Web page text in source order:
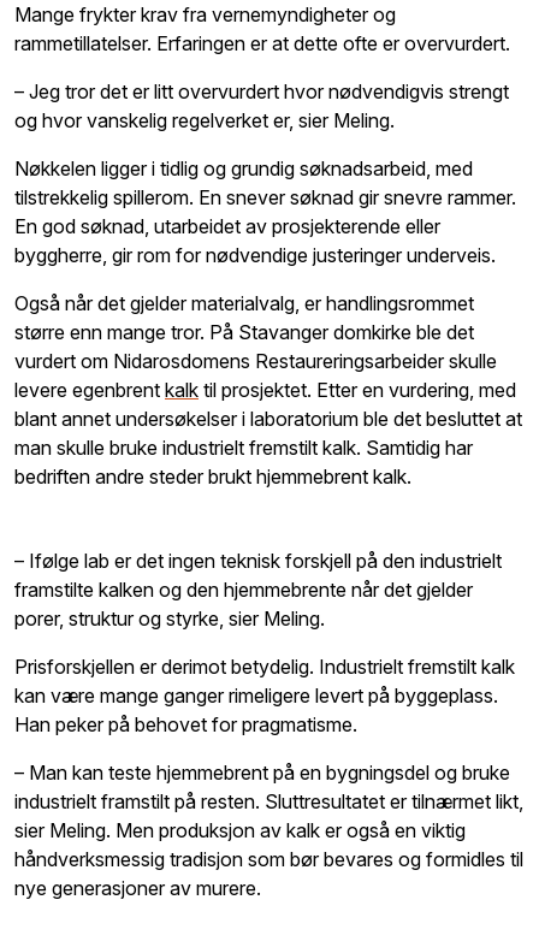
Mange frykter krav fra vernemyndigheter og
rammetillatelser. Erfaringen er at dette ofte er overvurdert.
– Jeg tror det er litt overvurdert hvor nødvendigvis strengt
og hvor vanskelig regelverket er, sier Meling.
Nøkkelen ligger i tidlig og grundig søknadsarbeid, med
tilstrekkelig spillerom. En snever søknad gir snevre rammer.
En god søknad, utarbeidet av prosjekterende eller
byggherre, gir rom for nødvendige justeringer underveis.
Også når det gjelder materialvalg, er handlingsrommet
større enn mange tror. På Stavanger domkirke ble det
vurdert om Nidarosdomens Restaureringsarbeider skulle
levere egenbrent kalk til prosjektet. Etter en vurdering, med
blant annet undersøkelser i laboratorium ble det besluttet at
man skulle bruke industrielt fremstilt kalk. Samtidig har
bedriften andre steder brukt hjemmebrent kalk.
– Ifølge lab er det ingen teknisk forskjell på den industrielt
framstilte kalken og den hjemmebrente når det gjelder
porer, struktur og styrke, sier Meling.
Prisforskjellen er derimot betydelig. Industrielt fremstilt kalk
kan være mange ganger rimeligere levert på byggeplass.
Han peker på behovet for pragmatisme.
– Man kan teste hjemmebrent på en bygningsdel og bruke
industrielt framstilt på resten. Sluttresultatet er tilnærmet likt,
sier Meling. Men produksjon av kalk er også en viktig
håndverksmessig tradisjon som bør bevares og formidles til
nye generasjoner av murere.